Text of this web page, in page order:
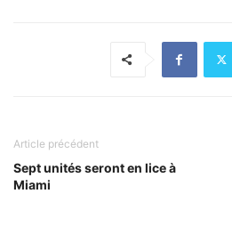
Article précédent
Sept unités seront en lice à
Miami